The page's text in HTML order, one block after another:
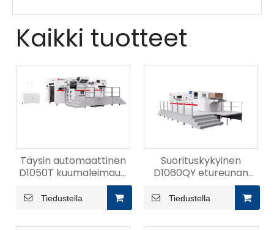
Kaikki tuotteet
Täysin automaattinen
D1050T kuumaleimaus,
Tiedustella
Suorituskykyinen
D1060QY etureunan
paperinsyöttökone
Tiedustella